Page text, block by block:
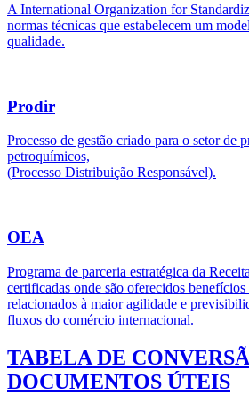
A International Organization for
normas técnicas que estabelecem um
qualidade.
Prodir
Processo de gestão criado para o setor de
petroquímicos,
(Processo Distribuição Responsável).
OEA
Programa de parceria estratégica da
certificadas onde são oferecidos
relacionados à maior agilidade e
fluxos do comércio internacional.
TABELA DE
DOCUMENTOS ÚTEIS